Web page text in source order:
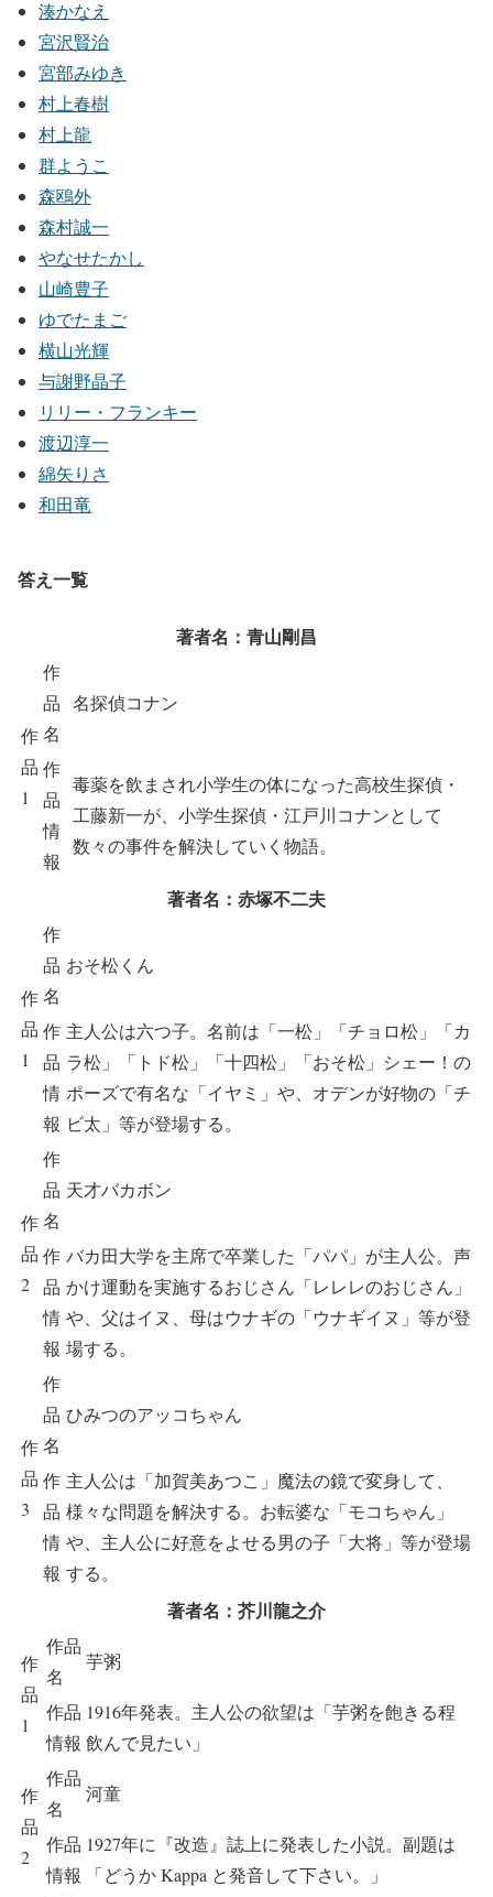
湊かなえ
宮沢賢治
宮部みゆき
村上春樹
村上龍
群ようこ
森鴎外
森村誠一
やなせたかし
山崎豊子
ゆでたまご
横山光輝
与謝野晶子
リリー・フランキー
渡辺淳一
綿矢りさ
和田竜
答え一覧
著者名：青山剛昌
作
品
1
作
品
名
名探偵コナン
作
品
情
報
毒薬を飲まされ小学生の体になった高校生探偵・
工藤新一が、小学生探偵・江戸川コナンとして
数々の事件を解決していく物語。
著者名：赤塚不二夫
作
品
1
作
品
名
おそ松くん
作
品
情
報
主人公は六つ子。名前は「一松」「チョロ松」「カ
ラ松」「トド松」「十四松」「おそ松」シェー！の
ポーズで有名な「イヤミ」や、オデンが好物の「チ
ビ太」等が登場する。
作
品
2
作
品
名
天才バカボン
作
品
情
報
バカ田大学を主席で卒業した「パパ」が主人公。声
かけ運動を実施するおじさん「レレレのおじさん」
や、父はイヌ、母はウナギの「ウナギイヌ」等が登
場する。
作
品
3
作
品
名
ひみつのアッコちゃん
作
品
情
報
主人公は「加賀美あつこ」魔法の鏡で変身して、
様々な問題を解決する。お転婆な「モコちゃん」
や、主人公に好意をよせる男の子「大将」等が登場
する。
著者名：芥川龍之介
作
品
1
作品
名
芋粥
作品
情報
1916年発表。主人公の欲望は「芋粥を飽きる程
飲んで見たい」
作
品
2
作品
名
河童
作品
情報
1927年に『改造』誌上に発表した小説。副題は
「どうか Kappa と発音して下さい。」